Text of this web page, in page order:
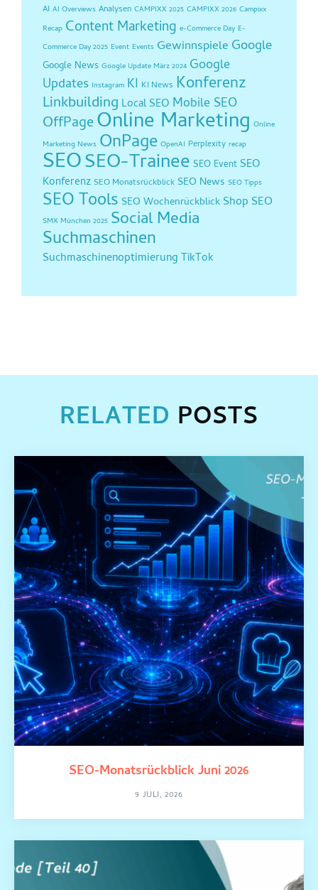
AI AI Overviews Analysen CAMPIXX 2025 CAMPIXX 2026 Campixx
Recap Content Marketing e-Commerce Day E-
Commerce Day 2025 Event Events Gewinnspiele Google
Google News Google Update März 2024 Google
Updates Instagram KI KI News Konferenz
Linkbuilding Local SEO Mobile SEO
OffPageOnline Marketing Online
Marketing News OnPage OpenAI Perplexity recap
SEOSEO-Trainee SEO Event SEO
Konferenz SEO Monatsrückblick SEO News SEO Tipps
SEO Tools SEO Wochenrückblick Shop SEO
SMX München 2025 Social Media
Suchmaschinen
Suchmaschinenoptimierung TikTok
RELATED POSTS
SEO-Monatsrückblick Juni 2026
9 JULI, 2026